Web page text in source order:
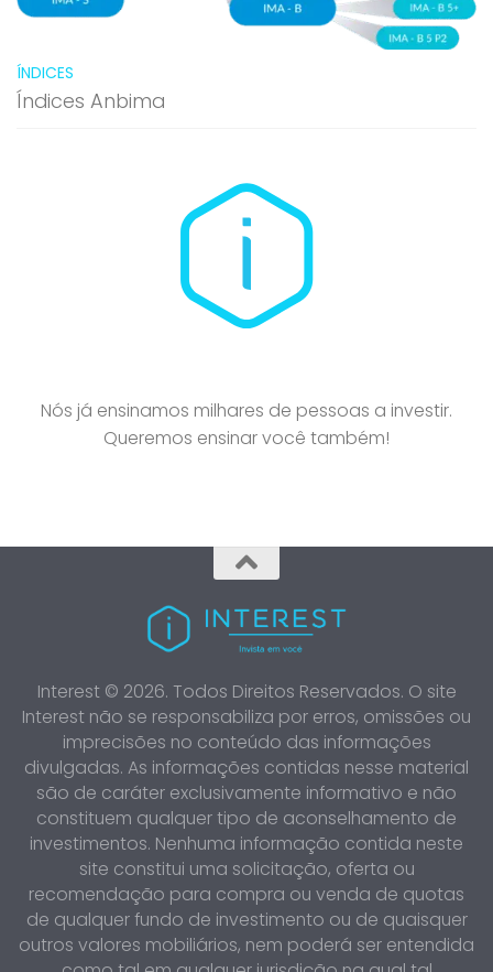
ÍNDICES
Índices Anbima
Nós já ensinamos milhares de pessoas a investir.
Queremos ensinar você também!
Interest © 2026. Todos Direitos Reservados. O site
Interest não se responsabiliza por erros, omissões ou
imprecisões no conteúdo das informações
divulgadas. As informações contidas nesse material
são de caráter exclusivamente informativo e não
constituem qualquer tipo de aconselhamento de
investimentos. Nenhuma informação contida neste
site constitui uma solicitação, oferta ou
recomendação para compra ou venda de quotas
de qualquer fundo de investimento ou de quaisquer
outros valores mobiliários, nem poderá ser entendida